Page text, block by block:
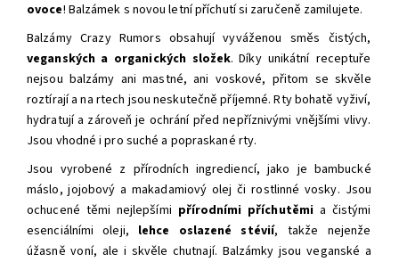
ovoce! Balzámek s novou letní příchutísi zaručeně zamilujete.
Balzámy Crazy Rumors obsahují vyváženou směs čistých,
veganských a organických složek.Díky unikátní receptuře
nejsou balzámy ani mastné, ani voskové, přitom se skvěle
roztírají a na rtech jsou neskutečně příjemné. Rty bohatě vyživí,
hydratují a zároveň je ochrání před nepříznivými vnějšími vlivy.
Jsou vhodné i pro suché a popraskané rty.
Jsou vyrobené z přírodních ingrediencí, jako je bambucké
máslo, jojobový a makadamiový olej či rostlinné vosky. Jsou
ochucené těmi nejlepšími přírodními příchutěmi a čistými
esenciálními oleji, lehce oslazené stévií, takže nejenže
úžasně voní, ale i skvěle chutnají. Balzámky jsou veganské a